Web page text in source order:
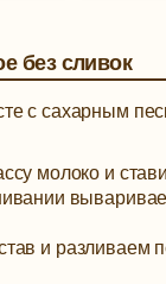
без сливок
с сахарным
молоко и
и